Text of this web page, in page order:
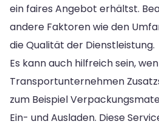
ein faires Angebot erhältst.
andere Faktoren wie den
die Qualität der Dienstleistung.
Es kann auch hilfreich sein,
Transportunternehmen
zum Beispiel
Ein- und Ausladen. Diese